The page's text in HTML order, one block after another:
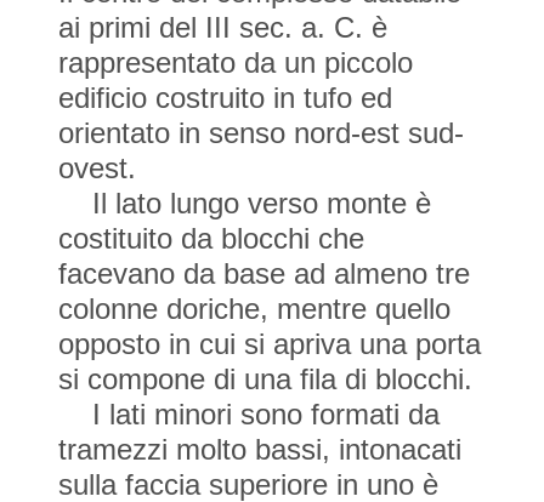
ai primi del III sec. a. C. è
rappresentato da un piccolo
edificio costruito in tufo ed
orientato in senso nord-est sud-
ovest.
Il lato lungo verso monte è
costituito da blocchi che
facevano da base ad almeno tre
colonne doriche, mentre quello
opposto in cui si apriva una porta
si compone di una fila di blocchi.
I lati minori sono formati da
tramezzi molto bassi, intonacati
sulla faccia superiore in uno è